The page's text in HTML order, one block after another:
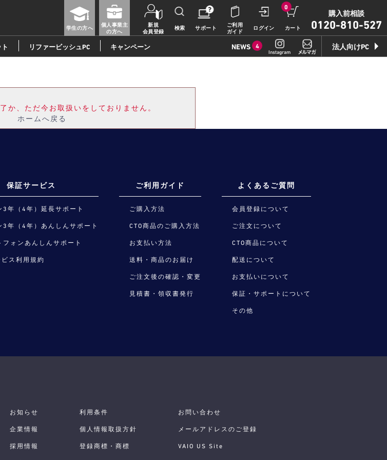
学生の方へ
個人事業主
の方へ
新規
会員登録
検索 サポート
ご利用
ガイド
ログイン
0
カート
購入前相談
0120-810-527
リファービッシュPC キャンペーン NEWS 4
VAIO F16/F14に、トイ・ストーリーモデル
2026.7.9
SALE
【期間限定】アウトレットセー
Instagram
法人向けPC
か、ただ今お取扱いをしておりません。
ホームへ戻る
保証サービス
3年（4年）延長サポート
3年（4年）あんしんサポート
フォンあんしんサポート
ス利用規約
ご利用ガイド
ご購入方法
CTO商品のご購入方法
お支払い方法
送料・商品のお届け
ご注文後の確認・変更
見積書・領収書発行
よくあるご質問
会員登録について
ご注文について
CTO商品について
配送について
お支払いについて
保証・サポートについて
その他
お知らせ
企業情報
採用情報
利用条件
個人情報取扱方針
登録商標・商標
お問い合わせ
メールアドレスのご登録
VAIO US Site